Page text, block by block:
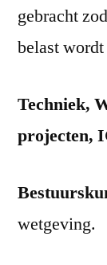
gebracht
belast
Techniek,
projecten,
wetgeving.